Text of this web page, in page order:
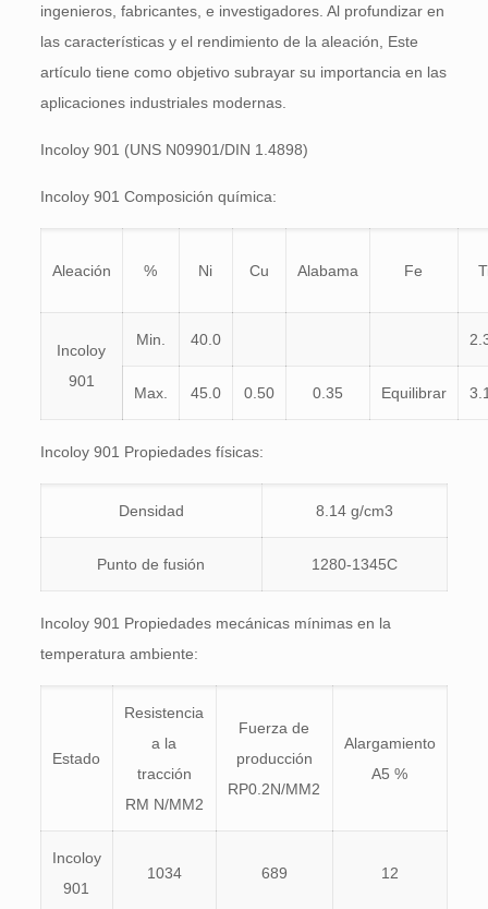
ingenieros, fabricantes, e investigadores. Al profundizar en
las características y el rendimiento de la aleación, Este
artículo tiene como objetivo subrayar su importancia en las
aplicaciones industriales modernas.
Incoloy 901 (UNS N09901/DIN 1.4898)
Incoloy 901 Composición química:
Aleación % Ni Cu Alabama Fe
Incoloy
901
Min. 40.0
Max. 45.0 0.50 0.35 Equilibrar
Incoloy 901 Propiedades físicas:
Densidad 8.14 g/cm3
Punto de fusión 1280-1345C
Incoloy 901 Propiedades mecánicas mínimas en la
temperatura ambiente:
Estado
Resistencia
a la
tracción
RM N/MM2
Fuerza de
producción
RP0.2N/MM2
Alargamiento
A5 %
Incoloy
901
1034 689 12